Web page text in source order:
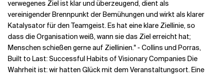
verwegenes Ziel ist klar und überzeugend, dient als
vereinigender Brennpunkt der Bemühungen und wirkt als klarer
Katalysator für den Teamgeist. Es hat eine klare Ziellinie, so
dass die Organisation weiß, wann sie das Ziel erreicht hat;
Menschen schießen gerne auf Ziellinien." - Collins und Porras,
Built to Last: Successful Habits of Visionary Companies Die
Wahrheit ist: wir hatten Glück mit dem Veranstaltungsort. Eine